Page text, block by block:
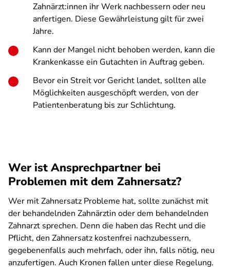
Zahnärzt:innen ihr Werk nachbessern oder neu
anfertigen. Diese Gewährleistung gilt für zwei
Jahre.
Kann der Mangel nicht behoben werden, kann die
Krankenkasse ein Gutachten in Auftrag geben.
Bevor ein Streit vor Gericht landet, sollten alle
Möglichkeiten ausgeschöpft werden, von der
Patientenberatung bis zur Schlichtung.
Wer ist Ansprechpartner bei
Problemen mit dem Zahnersatz?
Wer mit Zahnersatz Probleme hat, sollte zunächst mit
der behandelnden Zahnärztin oder dem behandelnden
Zahnarzt sprechen. Denn die haben das Recht und die
Pflicht, den Zahnersatz kostenfrei nachzubessern,
gegebenenfalls auch mehrfach, oder ihn, falls nötig, neu
anzufertigen. Auch Kronen fallen unter diese Regelung.